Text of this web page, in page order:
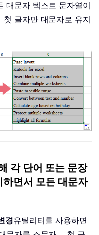
대문자 텍스트 문자열이
글자만 대문자로 유지
각 단어 또는 문장
면서 모든 대문자
경유틸리티를 사용하면